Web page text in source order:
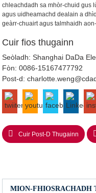
chleachdadh sa mhòr-chuid gus
agus uidheamachd dealain a
geàrr-chuairt agus talmhaidh aon-
Cuir fios thugainn
Seòladh: Shanghai DaDa
Fòn:0086-15167477792
Post-d:
Cuir Post-D Thugainn
MION-FHIOSRACHADH